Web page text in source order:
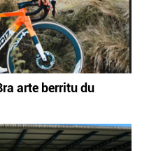
arte berritu du